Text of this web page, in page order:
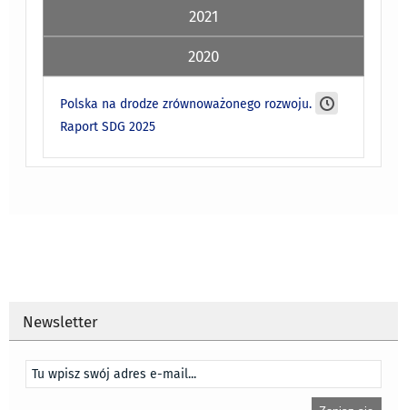
2021
2020
Polska na drodze zrównoważonego rozwoju.
Raport SDG 2025
Newsletter